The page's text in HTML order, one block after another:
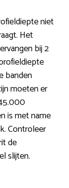
niet
Het
bij 2
banden
moeten er
is met name
Controleer
de
slijten.